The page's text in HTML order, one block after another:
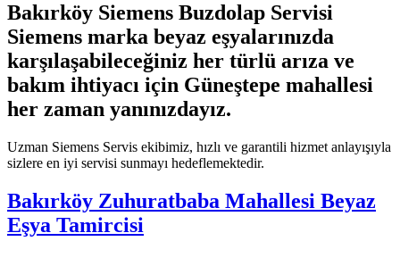
Bakırköy Siemens Buzdolap Servisi
Siemens marka beyaz eşyalarınızda
karşılaşabileceğiniz her türlü arıza ve
bakım ihtiyacı için Güneştepe mahallesi
her zaman yanınızdayız.
Uzman Siemens Servis ekibimiz, hızlı ve garantili hizmet anlayışıyla
sizlere en iyi servisi sunmayı hedeflemektedir.
Bakırköy Zuhuratbaba Mahallesi Beyaz
Eşya Tamircisi